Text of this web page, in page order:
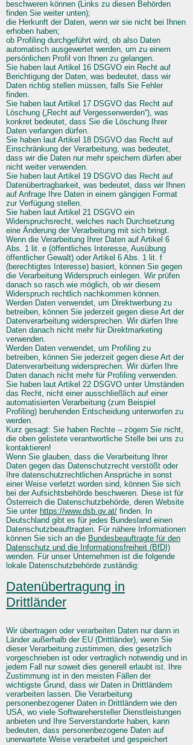
beschweren können (Links zu diesen Behörden
finden Sie weiter unten);
die Herkunft der Daten, wenn wir sie nicht bei Ihnen
erhoben haben;
ob Profiling durchgeführt wird, ob also Daten
automatisch ausgewertet werden, um zu einem
persönlichen Profil von Ihnen zu gelangen.
Sie haben laut Artikel 16 DSGVO ein Recht auf
Berichtigung der Daten, was bedeutet, dass wir
Daten richtig stellen müssen, falls Sie Fehler
finden.
Sie haben laut Artikel 17 DSGVO das Recht auf
Löschung („Recht auf Vergessenwerden“), was
konkret bedeutet, dass Sie die Löschung Ihrer
Daten verlangen dürfen.
Sie haben laut Artikel 18 DSGVO das Recht auf
Einschränkung der Verarbeitung, was bedeutet,
dass wir die Daten nur mehr speichern dürfen aber
nicht weiter verwenden.
Sie haben laut Artikel 19 DSGVO das Recht auf
Datenübertragbarkeit, was bedeutet, dass wir Ihnen
auf Anfrage Ihre Daten in einem gängigen Format
zur Verfügung stellen.
Sie haben laut Artikel 21 DSGVO ein
Widerspruchsrecht, welches nach Durchsetzung
eine Änderung der Verarbeitung mit sich bringt.
Wenn die Verarbeitung Ihrer Daten auf Artikel 6
Abs. 1 lit. e (öffentliches Interesse, Ausübung
öffentlicher Gewalt) oder Artikel 6 Abs. 1 lit. f
(berechtigtes Interesse) basiert, können Sie gegen
die Verarbeitung Widerspruch einlegen. Wir prüfen
danach so rasch wie möglich, ob wir diesem
Widerspruch rechtlich nachkommen können.
Werden Daten verwendet, um Direktwerbung zu
betreiben, können Sie jederzeit gegen diese Art der
Datenverarbeitung widersprechen. Wir dürfen Ihre
Daten danach nicht mehr für Direktmarketing
verwenden.
Werden Daten verwendet, um Profiling zu
betreiben, können Sie jederzeit gegen diese Art der
Datenverarbeitung widersprechen. Wir dürfen Ihre
Daten danach nicht mehr für Profiling verwenden.
Sie haben laut Artikel 22 DSGVO unter Umständen
das Recht, nicht einer ausschließlich auf einer
automatisierten Verarbeitung (zum Beispiel
Profiling) beruhenden Entscheidung unterworfen zu
werden.
Kurz gesagt: Sie haben Rechte – zögern Sie nicht,
die oben gelistete verantwortliche Stelle bei uns zu
kontaktieren!
Wenn Sie glauben, dass die Verarbeitung Ihrer
Daten gegen das Datenschutzrecht verstößt oder
Ihre datenschutzrechtlichen Ansprüche in sonst
einer Weise verletzt worden sind, können Sie sich
bei der Aufsichtsbehörde beschweren. Diese ist für
Österreich die Datenschutzbehörde, deren Website
Sie unter https://www.dsb.gv.at/ finden. In
Deutschland gibt es für jedes Bundesland einen
Datenschutzbeauftragten. Für nähere Informationen
können Sie sich an die Bundesbeauftragte für den
Datenschutz und die Informationsfreiheit (BfDI)
wenden. Für unser Unternehmen ist die folgende
lokale Datenschutzbehörde zuständig:
Datenübertragung in
Drittländer
Wir übertragen oder verarbeiten Daten nur dann in
Länder außerhalb der EU (Drittländer), wenn Sie
dieser Verarbeitung zustimmen, dies gesetzlich
vorgeschrieben ist oder vertraglich notwendig und in
jedem Fall nur soweit dies generell erlaubt ist. Ihre
Zustimmung ist in den meisten Fällen der
wichtigste Grund, dass wir Daten in Drittländern
verarbeiten lassen. Die Verarbeitung
personenbezogener Daten in Drittländern wie den
USA, wo viele Softwarehersteller Dienstleistungen
anbieten und Ihre Serverstandorte haben, kann
bedeuten, dass personenbezogene Daten auf
unerwartete Weise verarbeitet und gespeichert